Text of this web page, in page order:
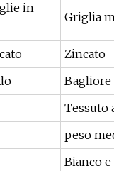
in
Griglia
Zincato
Bagliore
Tessuto
peso
Bianco